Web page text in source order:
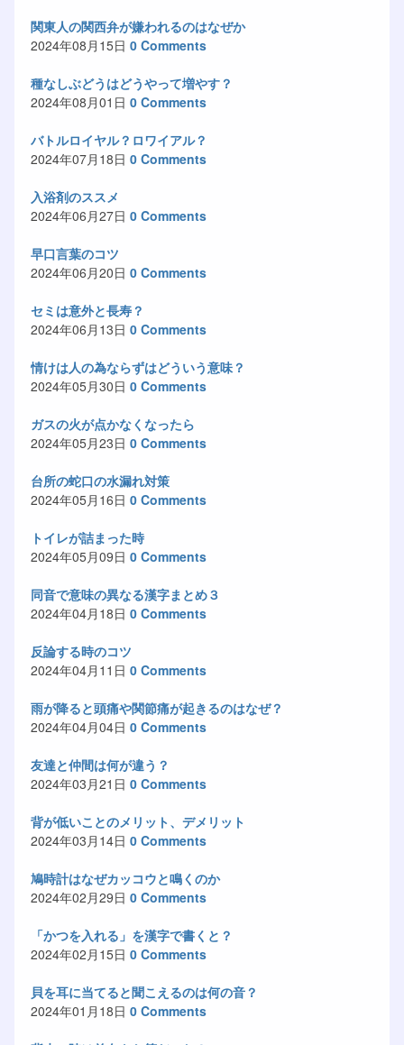
関東人の関西弁が嫌われるのはなぜか
2024年08月15日 0 Comments
種なしぶどうはどうやって増やす？
2024年08月01日 0 Comments
バトルロイヤル？ロワイアル？
2024年07月18日 0 Comments
入浴剤のススメ
2024年06月27日 0 Comments
早口言葉のコツ
2024年06月20日 0 Comments
セミは意外と長寿？
2024年06月13日 0 Comments
情けは人の為ならずはどういう意味？
2024年05月30日 0 Comments
ガスの火が点かなくなったら
2024年05月23日 0 Comments
台所の蛇口の水漏れ対策
2024年05月16日 0 Comments
トイレが詰まった時
2024年05月09日 0 Comments
同音で意味の異なる漢字まとめ３
2024年04月18日 0 Comments
反論する時のコツ
2024年04月11日 0 Comments
雨が降ると頭痛や関節痛が起きるのはなぜ？
2024年04月04日 0 Comments
友達と仲間は何が違う？
2024年03月21日 0 Comments
背が低いことのメリット、デメリット
2024年03月14日 0 Comments
鳩時計はなぜカッコウと鳴くのか
2024年02月29日 0 Comments
「かつを入れる」を漢字で書くと？
2024年02月15日 0 Comments
貝を耳に当てると聞こえるのは何の音？
2024年01月18日 0 Comments